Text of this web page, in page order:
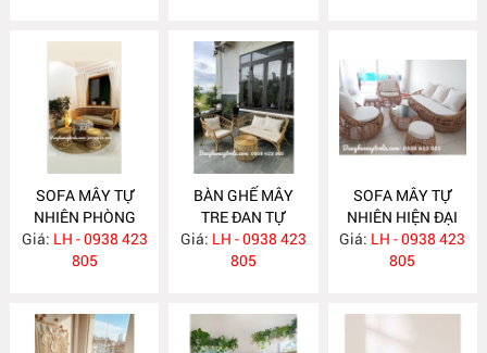
SOFA MÂY TỰ
NHIÊN PHÒNG
KHÁCH MA588
Giá: LH - 0938 423
805
BÀN GHẾ MÂY
TRE ĐAN TỰ
NHIÊN MA587
Giá: LH - 0938 423
805
SOFA MÂY TỰ
NHIÊN HIỆN ĐẠI
MA586
Giá: LH - 0938 423
805